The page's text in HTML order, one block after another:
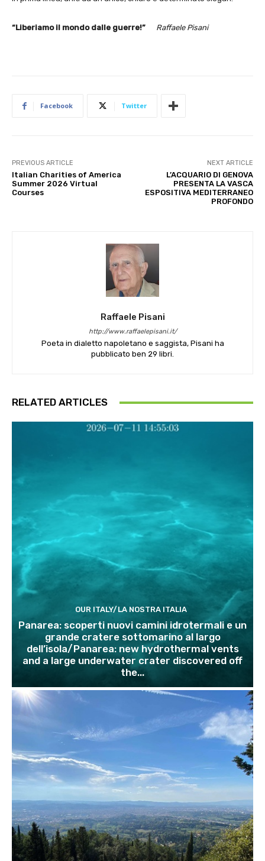
“Liberiamo il mondo dalle guerre!” Raffaele Pisani
Facebook Twitter
PREVIOUS ARTICLE
Italian Charities of America
Summer 2026 Virtual
Courses
NEXT ARTICLE
L’ACQUARIO DI GENOVA
PRESENTA LA VASCA
ESPOSITIVA MEDITERRANEO
PROFONDO
Raffaele Pisani
http://www.raffaelepisani.it/
Poeta in dialetto napoletano e saggista, Pisani ha
pubblicato ben 29 libri.
RELATED ARTICLES
OUR ITALY/LA NOSTRA ITALIA
Panarea: scoperti nuovi camini idrotermali e un
grande cratere sottomarino al largo
dell’isola/Panarea: new hydrothermal vents
and a large underwater crater discovered off
the...